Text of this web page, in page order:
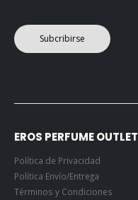
Subcribirse
EROS PERFUME OUTLET
Política de Privacidad
Política Envío/Entrega
Términos y Condiciones